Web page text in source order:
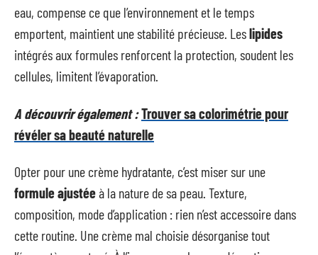
eau, compense ce que l’environnement et le temps
emportent, maintient une stabilité précieuse. Leslipides
intégrés aux formules renforcent la protection, soudent les
cellules, limitent l’évaporation.
A découvrir également :Trouver sa colorimétrie pour
révéler sa beauté naturelle
Opter pour une crème hydratante, c’est miser sur une
formule ajustéeà la nature de sa peau. Texture,
composition, mode d’application : rien n’est accessoire dans
cette routine. Une crème mal choisie désorganise tout